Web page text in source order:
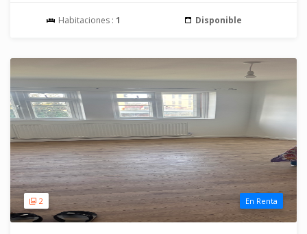
Habitaciones : 1 Disponible
2 En Renta